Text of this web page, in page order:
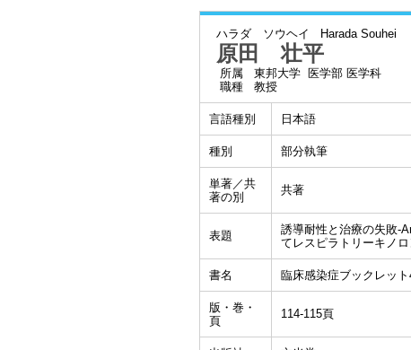
ハラダ ソウヘイ Harada Souhei
原田 壮平
所属
東邦大学 医学部 医学科
職種
教授
言語種別 日本語
種別 部分執筆
単著／共
著の別
共著
表題
誘導耐性と治療の失敗-
てレスピラトリーキノ
書名 臨床感染症ブックレッ
版・巻・
頁
114-115頁